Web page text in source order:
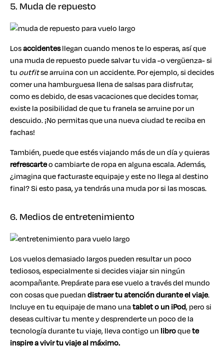
5. Muda de repuesto
Losaccidentesllegan cuando menos te lo esperas, así que
una muda de repuesto puede salvar tu vida -o vergüenza- si
tu outfitse arruina con un accidente. Por ejemplo, si decides
comer una hamburguesa llena de salsas para disfrutar,
como es debido, de esas vacaciones que decides tomar,
existe la posibilidad de que tu franela se arruine por un
descuido. ¡No permitas que una nueva ciudad te reciba en
fachas!
También, puede que estés viajando más de un día y quieras
refrescarteo cambiarte de ropa en alguna escala. Además,
¿imagina que facturaste equipaje y este no llega al destino
final? Si esto pasa, ya tendrás una muda por si las moscas.
6. Medios de entretenimiento
Los vuelos demasiado largos pueden resultar un poco
tediosos, especialmente si decides viajar sin ningún
acompañante. Prepárate para ese vuelo a través del mundo
con cosas que puedandistraer tu atención durante el viaje.
Incluye en tu equipaje de mano unatablet o un iPod, pero si
deseas cultivar tu mente y desprenderte un poco de la
tecnología durante tu viaje, lleva contigo un libroquete
inspire a vivir tu viaje al máximo.